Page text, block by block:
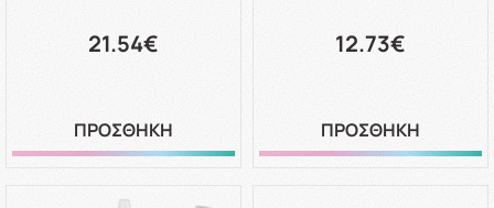
21.54€
ΠΡΟΣΘΗΚΗ
12.73€
ΠΡΟΣΘΗΚΗ